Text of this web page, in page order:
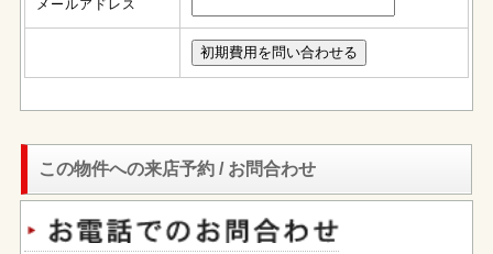
メールアドレス
この物件への来店予約 / お問合わせ